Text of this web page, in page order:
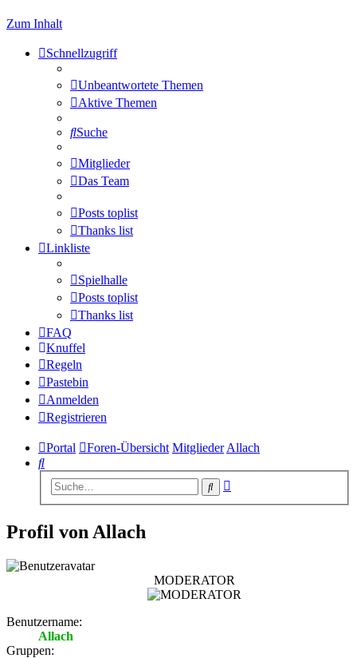
Zum Inhalt
Schnellzugriff
Unbeantwortete Themen
Aktive Themen
Suche
Mitglieder
Das Team
Posts toplist
Thanks list
Linkliste
Spielhalle
Posts toplist
Thanks list
FAQ
Knuffel
Regeln
Pastebin
Anmelden
Registrieren
Portal Foren-Übersicht MitgliederAllach
Suche
Suche
Profil von Allach
MODERATOR
Benutzername:
Allach
Gruppen: